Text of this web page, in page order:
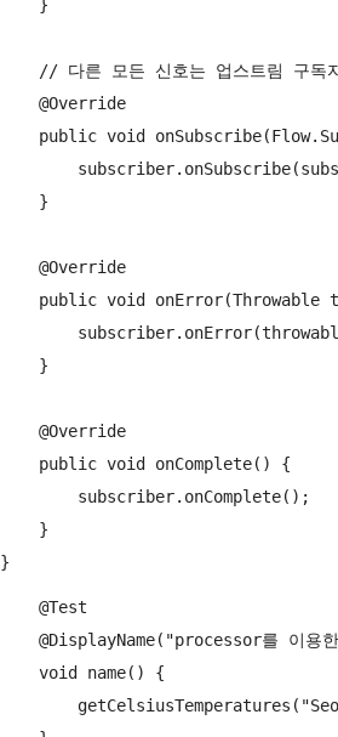
    }
// 다른 모든 신호는 업스트림 구독
    @Override
public void
    }
    @Override
public void onError(Throwable
    }
    @Override
    public void onComplete() {
        subscriber.onComplete();
    }
    @Test
@DisplayName("processor를 이용
    void name() {